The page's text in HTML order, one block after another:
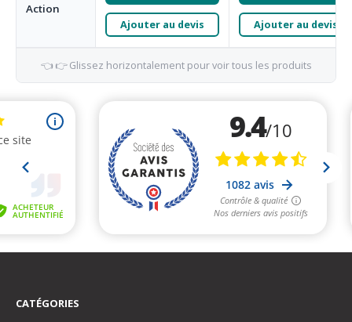
Action
Ajouter au devis Ajouter au devis
👈 👉 Glissez horizontalement pour voir tous les produits
CATÉGORIES